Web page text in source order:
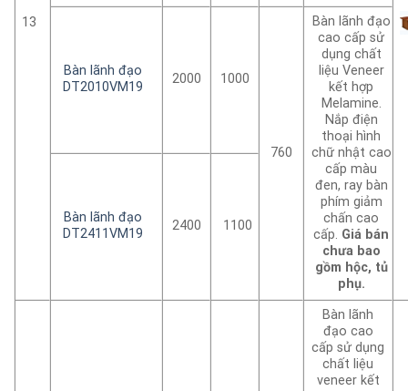
13
Bàn lãnh đạo
DT2010VM19
2000 1000
760
Bàn lãnh đạo
cao cấp sử
dụng chất
liệu Veneer
kết hợp
Melamine.
Nắp điện
thoại hình
chữ nhật cao
cấp màu
đen, ray bàn
phím giảm
chấn cao
cấp. Giá bán
chưa bao
gồm hộc, tủ
phụ.
Bàn lãnh đạo
DT2411VM19
2400 1100
Bàn lãnh
đạo cao
cấp sử dụng
chất liệu
veneer kết